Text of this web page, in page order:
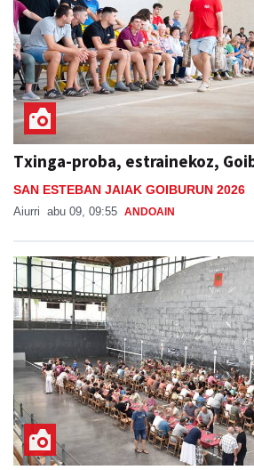
Txinga-proba, estrainekoz,
SAN ESTEBAN JAIAK GOIBURUN 2026
Aiurri abu 09, 09:55 ANDOAIN